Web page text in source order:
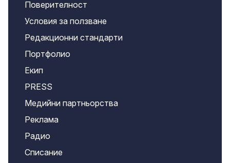
Поверителност
Условия за ползване
Редакционни стандарти
Портфолио
Екип
PRESS
Медийни партньорства
Реклама
Радио
Списание